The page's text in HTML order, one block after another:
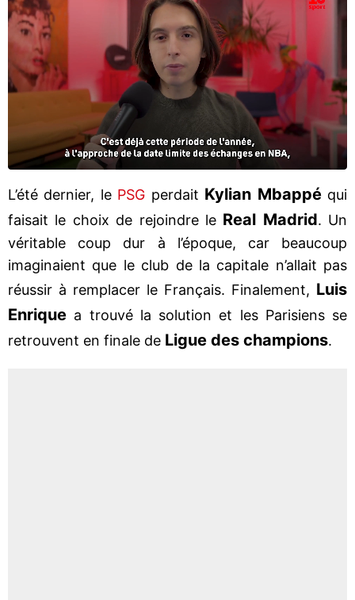
L’été dernier, le PSG perdait Kylian Mbappé qui
faisait le choix de rejoindre le Real Madrid. Un
véritable coup dur à l’époque, car beaucoup
imaginaient que le club de la capitale n’allait pas
réussir à remplacer le Français. Finalement, Luis
Enrique a trouvé la solution et les Parisiens se
retrouvent en finale de Ligue des champions.